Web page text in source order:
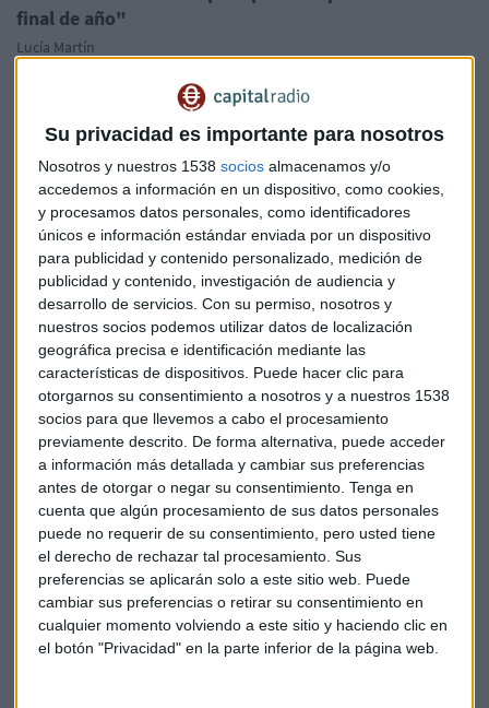
Su privacidad es importante para nosotros
Nosotros y nuestros 1538 socios almacenamos y/o
accedemos a información en un dispositivo, como cookies,
y procesamos datos personales, como identificadores
únicos e información estándar enviada por un dispositivo
para publicidad y contenido personalizado, medición de
publicidad y contenido, investigación de audiencia y
desarrollo de servicios. Con su permiso, nosotros y
nuestros socios podemos utilizar datos de localización
geográfica precisa e identificación mediante las
características de dispositivos. Puede hacer clic para
otorgarnos su consentimiento a nosotros y a nuestros 1538
socios para que llevemos a cabo el procesamiento
previamente descrito. De forma alternativa, puede acceder
a información más detallada y cambiar sus preferencias
antes de otorgar o negar su consentimiento. Tenga en
cuenta que algún procesamiento de sus datos personales
puede no requerir de su consentimiento, pero usted tiene
el derecho de rechazar tal procesamiento. Sus
preferencias se aplicarán solo a este sitio web. Puede
cambiar sus preferencias o retirar su consentimiento en
cualquier momento volviendo a este sitio y haciendo clic en
el botón "Privacidad" en la parte inferior de la página web.
final de año"
Lucía Martín
ECONOMÍA
La campaña de Navidad creará un 5% más de empleo
que el año pasado
Emma Entrena